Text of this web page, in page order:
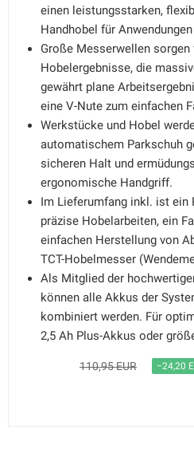
einen leistungsstarken,
Handhobel für
Große Messerwellen
Hobelergebnisse, die
gewährt plane
eine V-Nute zum einfachen
Werkstücke und Hobel
automatischem Parkschuh
sicheren Halt und
ergonomische Handgriff.
Im Lieferumfang inkl. ist ein
präzise Hobelarbeiten, ein
einfachen Herstellung von
TCT-Hobelmesser
Als Mitglied der
können alle Akkus der
kombiniert werden. Für
2,5 Ah Plus-Akkus oder
110,95 EUR −24,20